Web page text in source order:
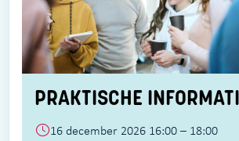
PRAKTISCHE
16 december 2026 16:00 – 18:00